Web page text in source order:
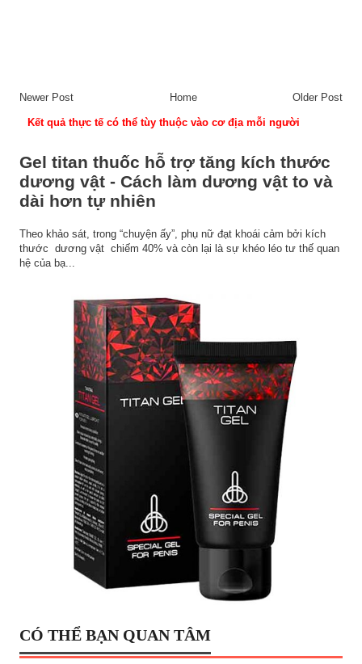
Newer Post Older Post
Home
Kết quả thực tế có thể tùy thuộc vào cơ địa mỗi người
Gel titan thuốc hỗ trợ tăng kích thước
dương vật - Cách làm dương vật to và
dài hơn tự nhiên
Theo khảo sát, trong “chuyện ấy”, phụ nữ đạt khoái cảm bởi kích
thước dương vật chiếm 40% và còn lại là sự khéo léo tư thế quan
hệ của bạ...
CÓ THỂ BẠN QUAN TÂM